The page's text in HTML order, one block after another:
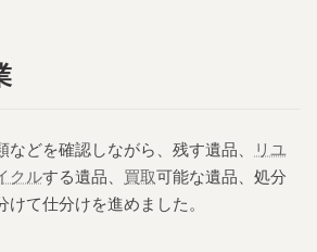
どを確認しながら、残す遺品、
リユ
クルする遺品、 買取可能な遺品、処分
て仕分けを進めました。